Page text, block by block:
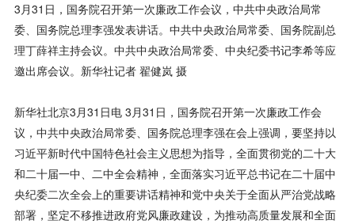
3月31日，国务院召开第一次廉政工作会议，中共中央政治局常
委、国务院总理李强发表讲话。中共中央政治局常委、国务院副总
理丁薛祥主持会议。中共中央政治局常委、中央纪委书记李希等应
邀出席会议。新华社记者 翟健岚 摄
新华社北京3月31日电 3月31日，国务院召开第一次廉政工作会
议，中共中央政治局常委、国务院总理李强在会上强调，要坚持以
习近平新时代中国特色社会主义思想为指导，全面贯彻党的二十大
和二十届一中、二中全会精神，全面落实习近平总书记在二十届中
央纪委二次全会上的重要讲话精神和党中央关于全面从严治党战略
部署，坚定不移推进政府党风廉政建设，为推动高质量发展和全面